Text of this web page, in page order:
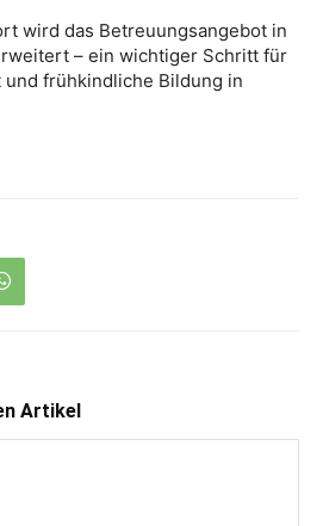
wird das Betreuungsangebot in
– ein wichtiger Schritt für
frühkindliche Bildung in
Artikel